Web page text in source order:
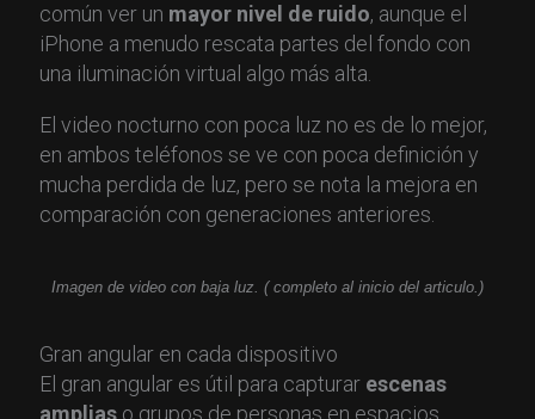
común ver un mayor nivel de ruido, aunque el
iPhone a menudo rescata partes del fondo con
una iluminación virtual algo más alta.
El video nocturno con poca luz no es de lo mejor,
en ambos teléfonos se ve con poca definición y
mucha perdida de luz, pero se nota la mejora en
comparación con generaciones anteriores.
Imagen de video con baja luz. ( completo al inicio del articulo.)
Gran angular en cada dispositivo
El gran angular es útil para capturarescenas
ampliaso grupos de personas en espacios